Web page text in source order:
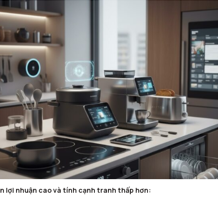
lợi nhuận cao và tính cạnh tranh thấp hơn: